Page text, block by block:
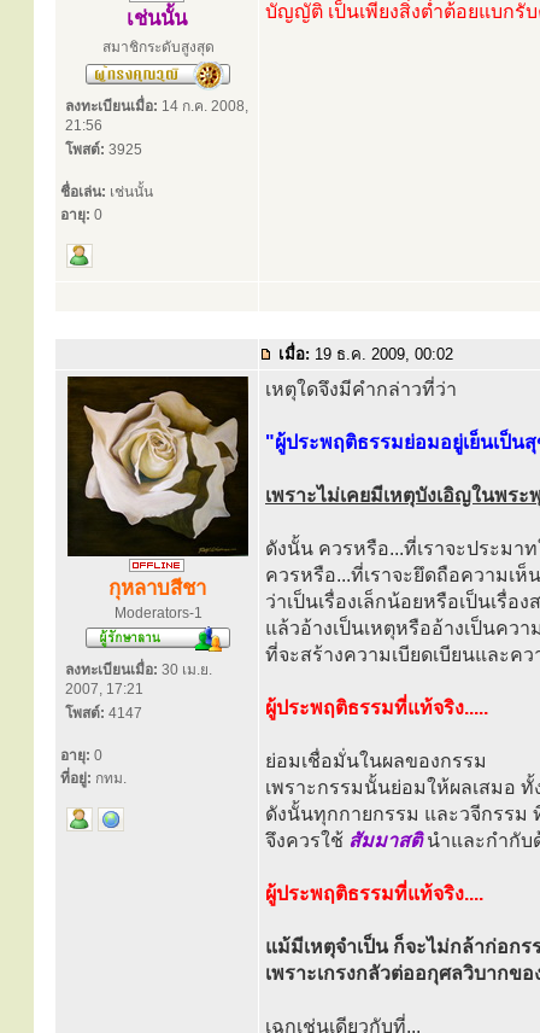
เช่นนั้น
สมาชิกระดับสูงสุด
ลงทะเบียนเมื่อ: 14 ก.ค. 2008,
21:56
โพสต์: 3925
ชื่อเล่น: เช่นนั้น
อายุ: 0
บัญญัติ เป็นเพียงสิ่งต่ำต้อยแบกรั
เมื่อ: 19 ธ.ค. 2009, 00:02
กุหลาบสีชา
Moderators-1
ลงทะเบียนเมื่อ: 30 เม.ย.
2007, 17:21
โพสต์: 4147
อายุ: 0
ที่อยู่: กทม.
เหตุใดจึงมีคำกล่าวที่ว่า
"ผู้ประพฤติธรรมย่อมอยู่เย็นเป็น
เพราะไม่เคยมีเหตุบังเอิญในพร
ดังนั้น ควรหรือ...ที่เราจะประมา
ควรหรือ...ที่เราจะยึดถือความเห็
ว่าเป็นเรื่องเล็กน้อยหรือเป็นเรื่อง
แล้วอ้างเป็นเหตุหรืออ้างเป็นควา
ที่จะสร้างความเบียดเบียนและค
ผู้ประพฤติธรรมที่แท้จริง.....
ย่อมเชื่อมั่นในผลของกรรม
เพราะกรรมนั้นย่อมให้ผลเสมอ
ดังนั้นทุกกายกรรม และวจีกรรม
จึงควรใช้ สัมมาสตินำและกำกับ
ผู้ประพฤติธรรมที่แท้จริง....
แม้มีเหตุจำเป็น ก็จะไม่กล้าก่อกร
เพราะเกรงกลัวต่ออกุศลวิบากข
เฉกเช่นเดียวกับที่...